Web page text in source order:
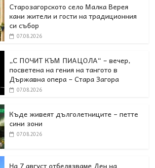
Старозагорското село Малка Верея
кани жители и гости на традиционния
си събор
07.08.2026
„С ПОЧИТ КЪМ ПИАЦОЛА“ – вечер,
посветена на гения на тангото в
Държавна опера – Стара Загора
07.08.2026
Къде живеят дълголетниците – петте
сини зони
07.08.2026
На 7 август отбелязваме Ден на